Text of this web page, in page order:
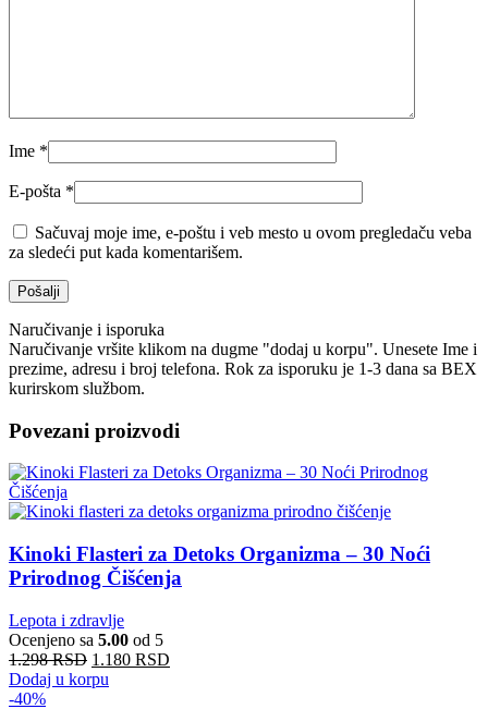
Ime *
E-pošta *
Sačuvaj moje ime, e-poštu i veb mesto u ovom pregledaču veba
za sledeći put kada komentarišem.
Naručivanje i isporuka
Naručivanje vršite klikom na dugme "dodaj u korpu". Unesete Ime i
prezime, adresu i broj telefona. Rok za isporuku je 1-3 dana sa BEX
kurirskom službom.
Povezani proizvodi
Kinoki Flasteri za Detoks Organizma – 30 Noći
Prirodnog Čišćenja
Lepota i zdravlje
Ocenjeno sa 5.00 od 5
1.298RSD 1.180 RSD
Dodaj u korpu
-40%